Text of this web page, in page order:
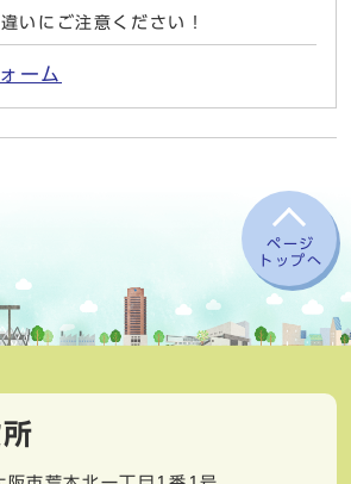
いにご注意ください！
ーム
ページ
トップへ